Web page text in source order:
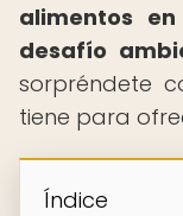
alimentos
desafío
sorpréndete
tiene para
Índice